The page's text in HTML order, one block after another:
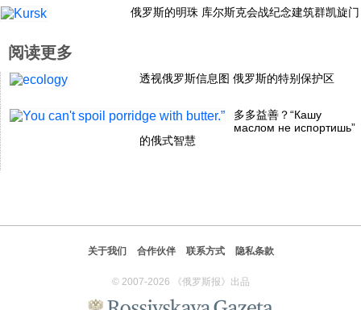
社会
文化
历史
旅游
俄罗斯的明珠 库尔斯克会战纪念建筑群凯旋门
阅读更多
透视俄罗斯信息图 俄罗斯的特别保护区
多多益善？“Кашу
маслом не испортишь”
的俄式智慧
关于我们 合作伙伴 联系方式 隐私条款
© 2007-2026 《俄罗斯报》出品